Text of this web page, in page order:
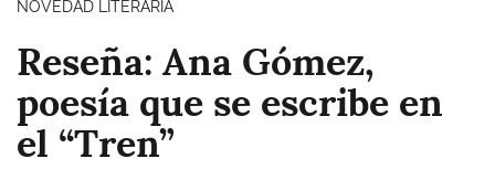
NOVEDAD LITERARIA
Reseña: Ana Gómez,
poesía que se escribe en
el “Tren”